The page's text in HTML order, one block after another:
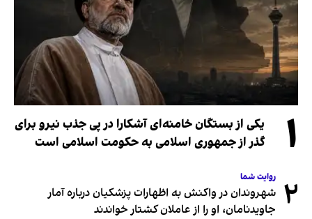
۱
یکی از بستگان خامنه‌ای آشکارا در پی جذب نیرو برای
گذر از جمهوری اسلامی به حکومت اسلامی است
۲ روایت شما
شهروندان در واکنش به اظهارات پزشکیان درباره آمار
جاویدنامان، او را از عاملان کشتار خواندند